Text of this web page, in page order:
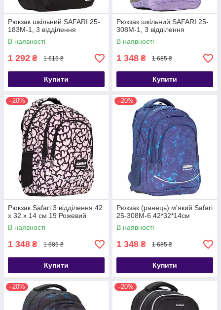
Рюкзак шкільний SAFARI 25-
183M-1, 3 відділення
В наявності
1 292 ₴ 1 615 ₴
Купити
Рюкзак шкільний SAFARI 25-
308M-1, 3 відділення
В наявності
1 348 ₴ 1 685 ₴
Купити
–20%
Рюкзак Safari 3 відділення 42
x 32 x 14 см 19 Рожевий
В наявності
1 348 ₴ 1 685 ₴
Купити
–20%
Рюкзак (ранець) м'який Safari
25-308M-6 42*32*14см
В наявності
1 348 ₴ 1 685 ₴
Купити
–20% –20%